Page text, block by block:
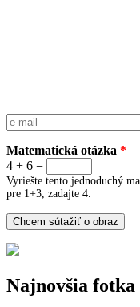
E-mail
Matematická otázka *
4 + 6 =
Vyriešte tento jednoduchý
pre 1+3, zadajte 4.
Najnovšia fotka